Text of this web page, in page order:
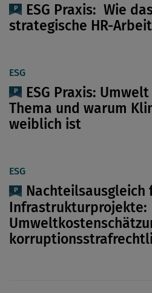
ESG Praxis: Wie
strategische HR-
ESG
ESG Praxis:
Thema und warum
weiblich ist
ESG
Nachteilsausgleich
Infrastrukturprojekte: